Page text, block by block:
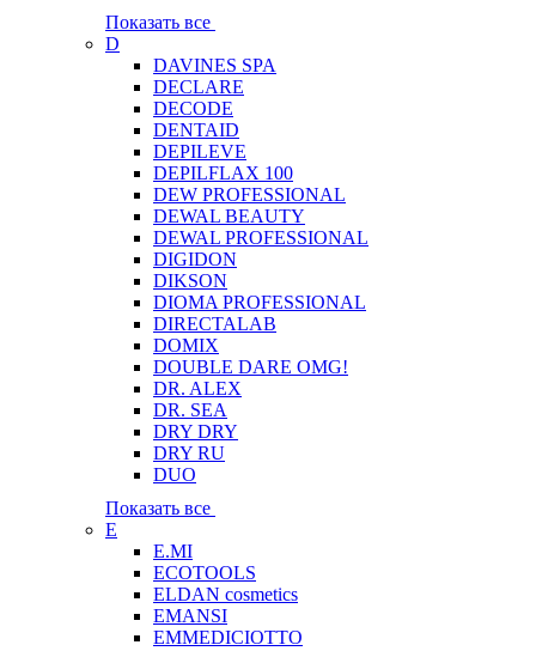
Показать все
D
DAVINES SPA
DECLARE
DECODE
DENTAID
DEPILEVE
DEPILFLAX 100
DEW PROFESSIONAL
DEWAL BEAUTY
DEWAL PROFESSIONAL
DIGIDON
DIKSON
DIOMA PROFESSIONAL
DIRECTALAB
DOMIX
DOUBLE DARE OMG!
DR. ALEX
DR. SEA
DRY DRY
DRY RU
DUO
Показать все
E
E.MI
ECOTOOLS
ELDAN cosmetics
EMANSI
EMMEDICIOTTO